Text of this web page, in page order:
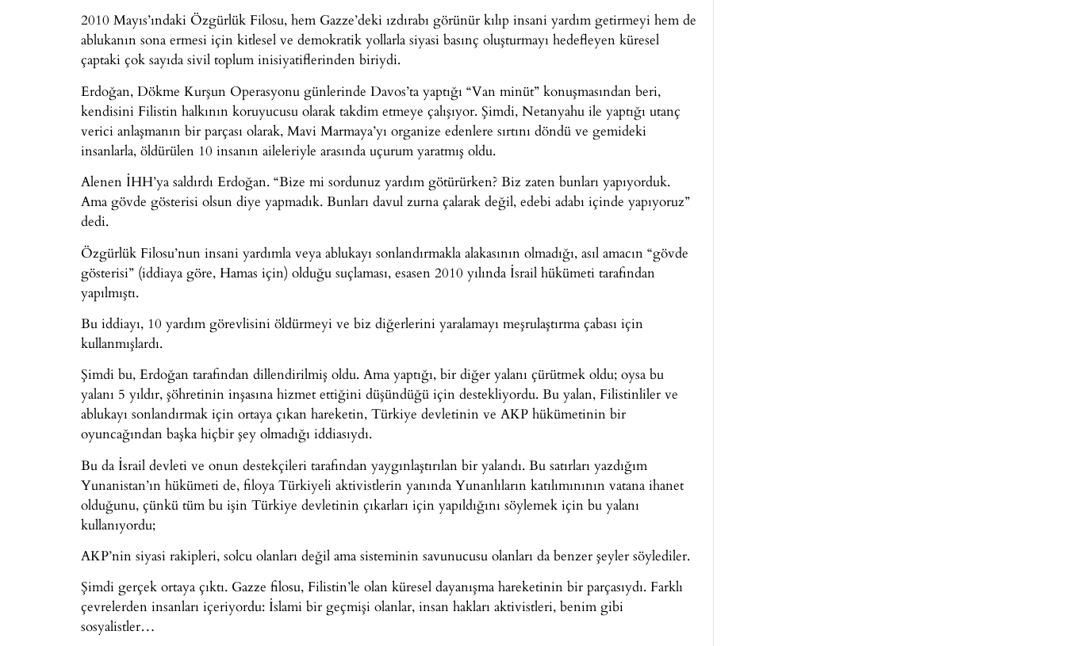
2010 Mayıs’ındaki Özgürlük Filosu, hem Gazze’deki ızdırabı görünür kılıp insani yardım getirmeyi hem de
ablukanın sona ermesi için kitlesel ve demokratik yollarla siyasi basınç oluşturmayı hedefleyen küresel
çaptaki çok sayıda sivil toplum inisiyatiflerinden biriydi.
Erdoğan, Dökme Kurşun Operasyonu günlerinde Davos’ta yaptığı “Van minüt” konuşmasından beri,
kendisini Filistin halkının koruyucusu olarak takdim etmeye çalışıyor. Şimdi, Netanyahu ile yaptığı utanç
verici anlaşmanın bir parçası olarak, Mavi Marmaya’yı organize edenlere sırtını döndü ve gemideki
insanlarla, öldürülen 10 insanın aileleriyle arasında uçurum yaratmış oldu.
Alenen İHH’ya saldırdı Erdoğan. “Bize mi sordunuz yardım götürürken? Biz zaten bunları yapıyorduk.
Ama gövde gösterisi olsun diye yapmadık. Bunları davul zurna çalarak değil, edebi adabı içinde yapıyoruz”
dedi.
Özgürlük Filosu’nun insani yardımla veya ablukayı sonlandırmakla alakasının olmadığı, asıl amacın “gövde
gösterisi” (iddiaya göre, Hamas için) olduğu suçlaması, esasen 2010 yılında İsrail hükümeti tarafından
yapılmıştı.
Bu iddiayı, 10 yardım görevlisini öldürmeyi ve biz diğerlerini yaralamayı meşrulaştırma çabası için
kullanmışlardı.
Şimdi bu, Erdoğan tarafından dillendirilmiş oldu. Ama yaptığı, bir diğer yalanı çürütmek oldu; oysa bu
yalanı 5 yıldır, şöhretinin inşasına hizmet ettiğini düşündüğü için destekliyordu. Bu yalan, Filistinliler ve
ablukayı sonlandırmak için ortaya çıkan hareketin, Türkiye devletinin ve AKP hükümetinin bir
oyuncağından başka hiçbir şey olmadığı iddiasıydı.
Bu da İsrail devleti ve onun destekçileri tarafından yaygınlaştırılan bir yalandı. Bu satırları yazdığım
Yunanistan’ın hükümeti de, filoya Türkiyeli aktivistlerin yanında Yunanlıların katılımınının vatana ihanet
olduğunu, çünkü tüm bu işin Türkiye devletinin çıkarları için yapıldığını söylemek için bu yalanı
kullanıyordu;
AKP’nin siyasi rakipleri, solcu olanları değil ama sisteminin savunucusu olanları da benzer şeyler söylediler.
Şimdi gerçek ortaya çıktı. Gazze filosu, Filistin’le olan küresel dayanışma hareketinin bir parçasıydı. Farklı
çevrelerden insanları içeriyordu: İslami bir geçmişi olanlar, insan hakları aktivistleri, benim gibi
sosyalistler…